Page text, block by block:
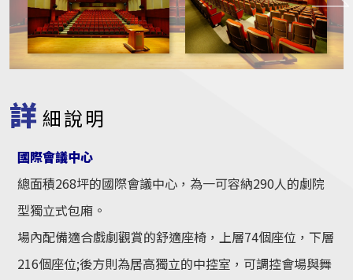
詳 細說明
國際會議中心
總面積268坪的國際會議中心，為一可容納290人的劇院
型獨立式包廂。
場內配備適合戲劇觀賞的舒適座椅，上層74個座位，下層
216個座位;後方則為居高獨立的中控室，可調控會場與舞